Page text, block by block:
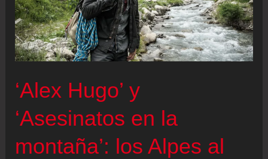
tiroteo
en
Stade,
en
estado
alemán
Baja
‘Alex Hugo’ y
‘Asesinatos en la
montaña’: los Alpes al